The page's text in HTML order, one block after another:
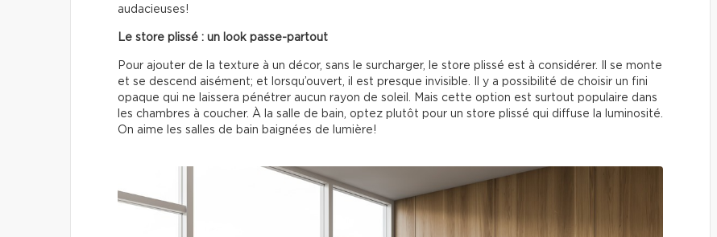
audacieuses!
Le store plissé : un look passe-partout
Pour ajouter de la texture à un décor, sans le surcharger, le store plissé est à considérer. Il se monte
et se descend aisément; et lorsqu’ouvert, il est presque invisible. Il y a possibilité de choisir un fini
opaque qui ne laissera pénétrer aucun rayon de soleil. Mais cette option est surtout populaire dans
les chambres à coucher. À la salle de bain, optez plutôt pour un store plissé qui diffuse la luminosité.
On aime les salles de bain baignées de lumière!